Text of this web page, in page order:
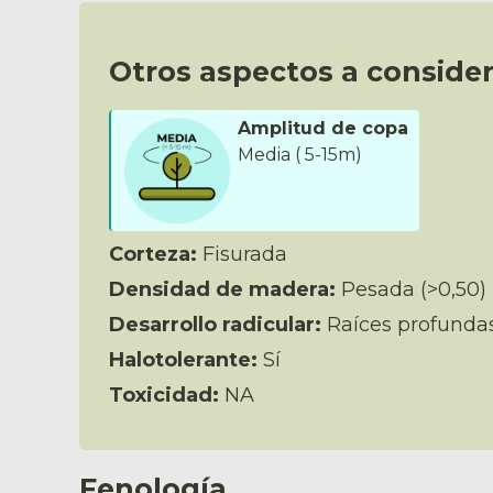
Otros aspectos a
Amplitud de copa
Media ( 5-15m)
Corteza: Fisurada
Densidad de madera: Pesada (>0,50)
Desarrollo radicular: Raíces
Halotolerante: Sí
Toxicidad: NA